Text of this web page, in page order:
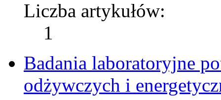
Liczba artykułów:
1
Badania laboratoryjne
odżywczych i